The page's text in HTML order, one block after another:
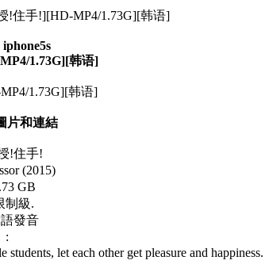
!住手!][HD-MP4/1.73G][韩语]
iphone5s
1.73G][韩语]
1.73G][韩语]
片和連結
!住手!
(2015)
GB
制級.
發音
:
let each other get pleasure and happiness.